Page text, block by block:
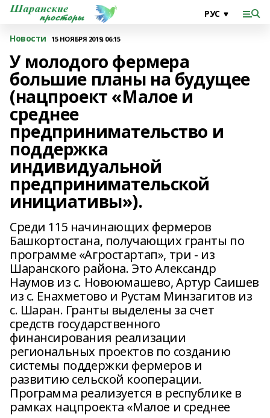
Новости 15 НОЯБРЯ 2019, 06:15
У молодого фермера
большие планы на будущее
(нацпроект «Малое и
среднее
предпринимательство и
поддержка
индивидуальной
предпринимательской
инициативы»).
Среди 115 начинающих фермеров
Башкортостана, получающих гранты по
программе «Агростартап», три - из
Шаранского района. Это Александр
Наумов из с. Новоюмашево, Артур Саишев
из с. Енахметово и Рустам Минзагитов из
с. Шаран. Гранты выделены за счет
средств государственного
финансирования реализации
региональных проектов по созданию
системы поддержки фермеров и
развитию сельской кооперации.
Программа реализуется в республике в
рамках нацпроекта «Малое и среднее